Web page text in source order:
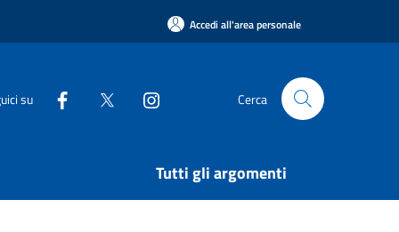
Accedi all'area personale
su Cerca
Tutti gli argomenti